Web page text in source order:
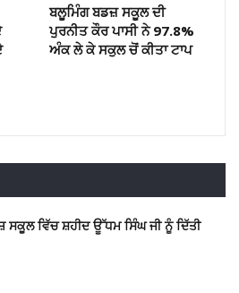
ਬਲੂਮਿੰਗ ਬਡਜ਼ ਸਕੂਲ ਦੀ
ਪੁਰਨੀਤ ਕੌਰ ਪਾਸੀ ਨੇ 97.8%
ਅੰਕ ਲੇ ਕੇ ਸਕੁਲ ਚੋਂ ਕੀਤਾ ਟਾਪ
ਸਕੂਲ ਵਿੱਚ ਸ਼ਹੀਦ ਊੱਧਮ ਸਿੰਘ ਜੀ ਨੂੰ ਦਿੱਤੀ